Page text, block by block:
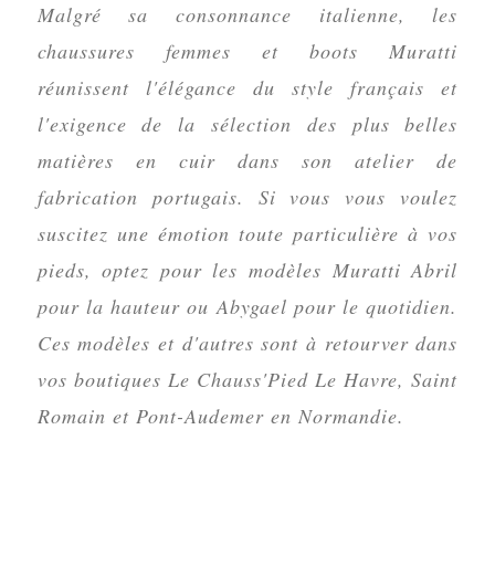
Malgré sa consonnance italienne, les
chaussures femmes et boots Muratti
réunissent l'élégance du style français et
l'exigence de la sélection des plus belles
matières en cuir dans son atelier de
fabrication portugais. Si vous vous voulez
suscitez une émotion toute particulière à vos
pieds, optez pour les modèles Muratti Abril
pour la hauteur ou Abygael pour le quotidien.
Ces modèles et d'autres sont à retourver dans
vos boutiques Le Chauss'Pied Le Havre, Saint
Romain et Pont-Audemer en Normandie.